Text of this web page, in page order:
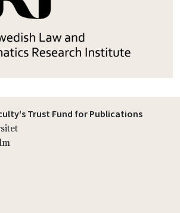
Trust Fund for Publications